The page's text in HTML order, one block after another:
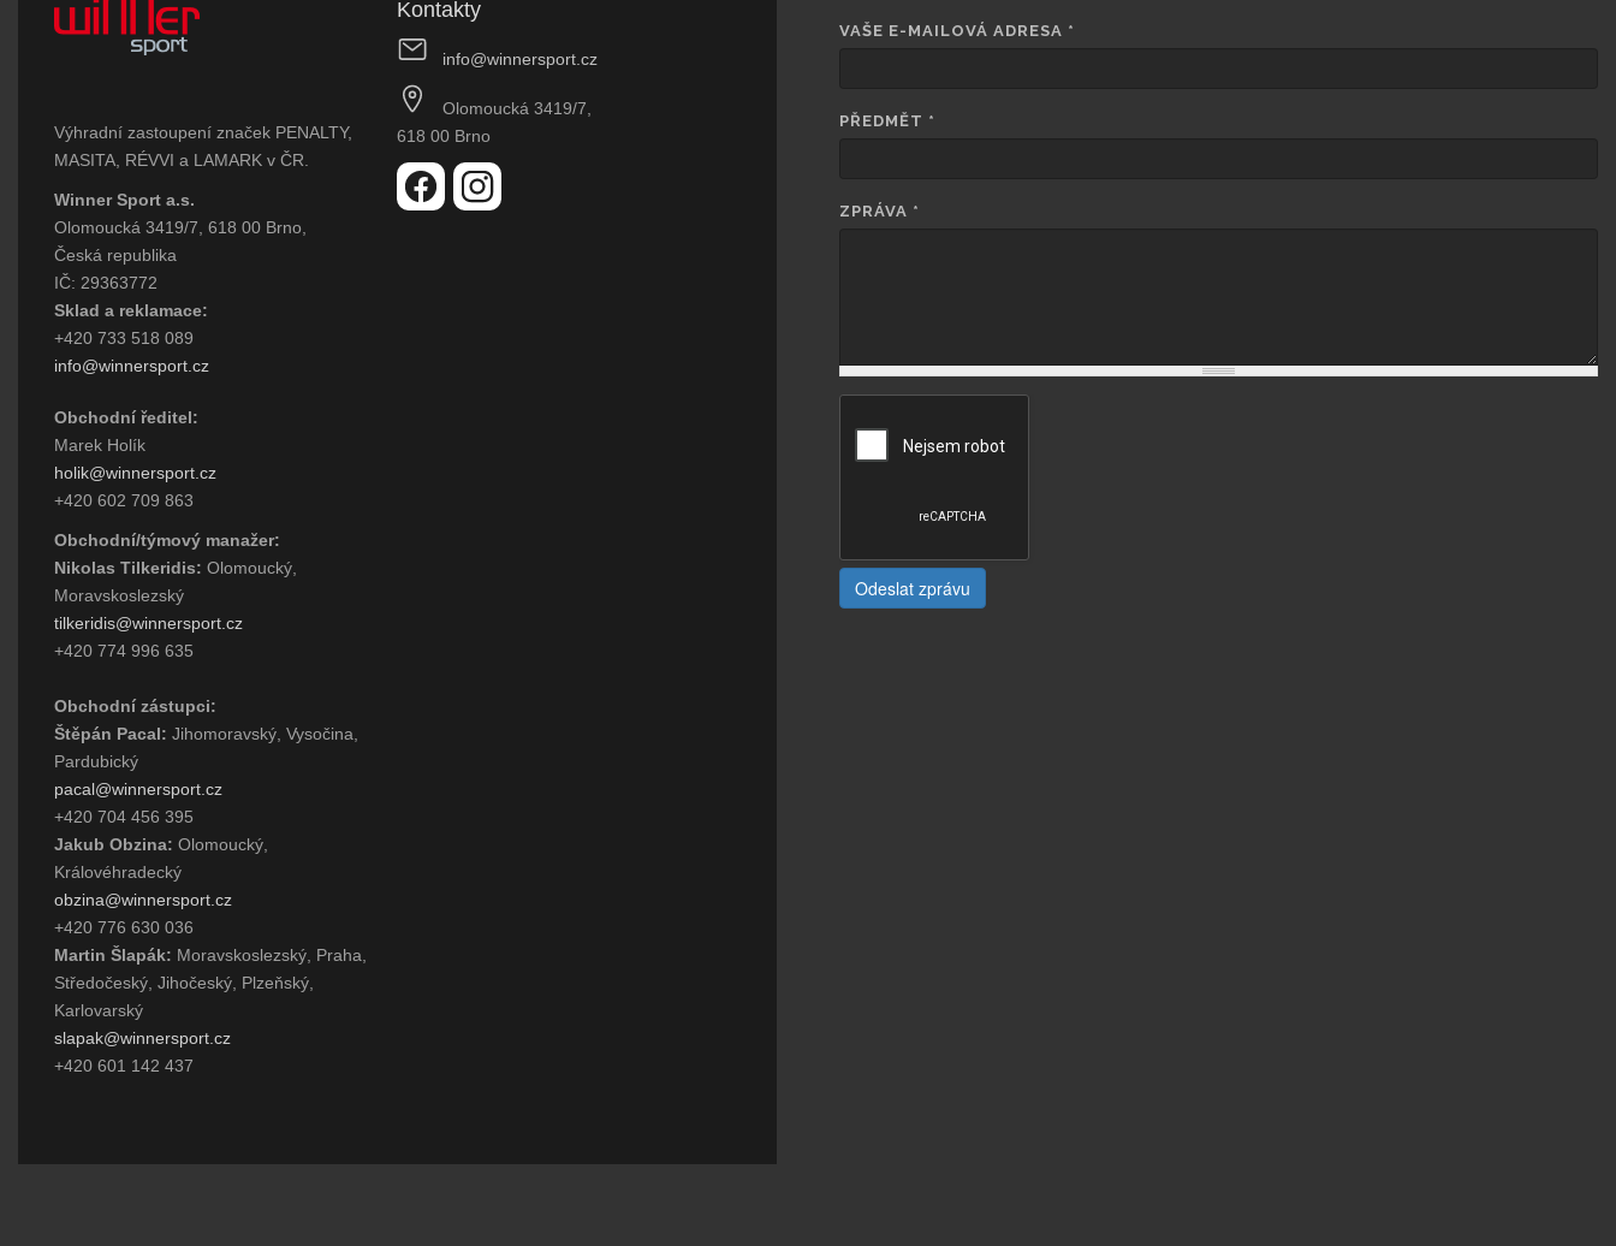
Výhradní zastoupení značek PENALTY,
MASITA, RÉVVI a LAMARK v ČR.
Winner Sport a.s.
Olomoucká 3419/7, 618 00 Brno,
Česká republika
IČ: 29363772
Sklad a reklamace:
+420 733 518 089
info@winnersport.cz
Obchodní ředitel:
Marek Holík
holik@winnersport.cz
+420 602 709 863
Obchodní/týmový manažer:
Nikolas Tilkeridis: Olomoucký,
Moravskoslezský
tilkeridis@winnersport.cz
+420 774 996 635
Obchodní zástupci:
Štěpán Pacal: Jihomoravský, Vysočina,
Pardubický
pacal@winnersport.cz
+420 704 456 395
Jakub Obzina: Olomoucký,
Královéhradecký
obzina@winnersport.cz
+420 776 630 036
Martin Šlapák: Moravskoslezský, Praha,
Středočeský, Jihočeský, Plzeňský,
Karlovarský
slapak@winnersport.cz
+420 601 142 437
Kontakty
info@winnersport.cz
Olomoucká 3419/7,
618 00 Brno
VAŠE E-MAILOVÁ ADRESA *
PŘEDMĚT *
ZPRÁVA *
Odeslat zprávu